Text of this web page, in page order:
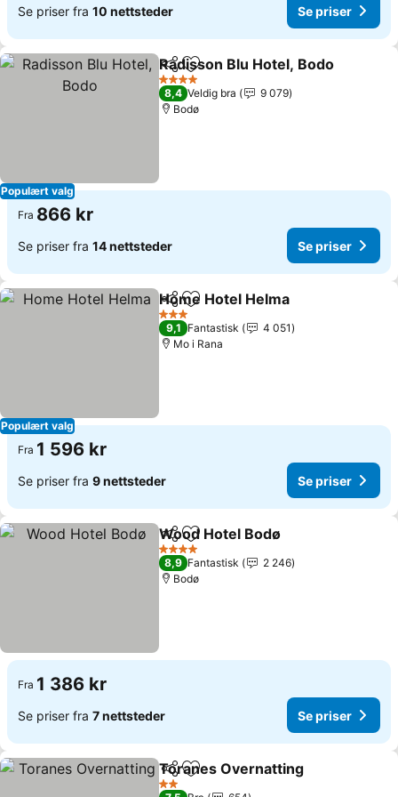
Se priser fra 10 nettsteder Se priser
Populært valg
Del Legg til i favoritter
Radisson Blu Hotel, Bodo
4 Stjerner
8,4 Veldig bra
9 079
Bodø
Fra 866 kr
Se priser fra 14 nettsteder Se priser
Populært valg
Del Legg til i favoritter
Home Hotel Helma
3 Stjerner
9,1 Fantastisk
4 051
Mo i Rana
Fra 1 596 kr
Se priser fra 9 nettsteder Se priser
Del Legg til i favoritter
Wood Hotel Bodø
4 Stjerner
8,9 Fantastisk
2 246
Bodø
Fra 1 386 kr
Se priser fra 7 nettsteder Se priser
Del Legg til i favoritter
Toranes Overnatting
2 Stjerner